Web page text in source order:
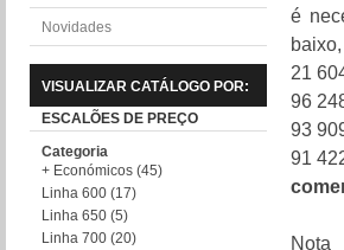
Novidades
VISUALIZAR CATÁLOGO POR:
ESCALÕES DE PREÇO
Categoria
+ Económicos (45)
Linha 600 (17)
Linha 650 (5)
Linha 700 (20)
é
21
96
93
91
Nota